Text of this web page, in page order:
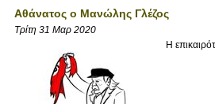
Αθάνατος ο Μανώλης Γλέζος
Τρίτη 31 Μαρ 2020
Η